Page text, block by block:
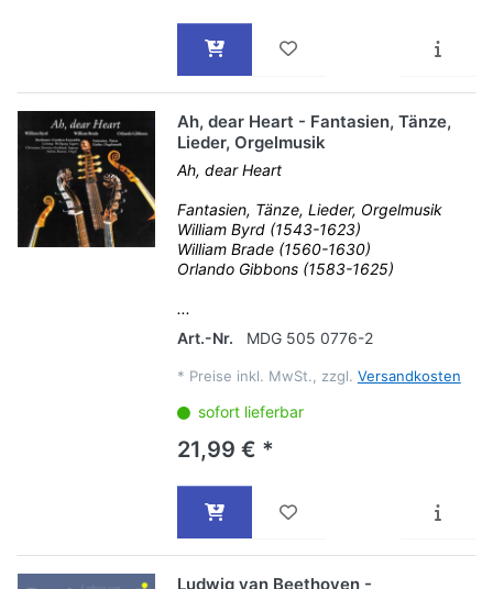
Ah, dear Heart - Fantasien, Tänze,
Lieder, Orgelmusik
Ah, dear Heart
Fantasien, Tänze, Lieder, Orgelmusik
William Byrd (1543-1623)
William Brade (1560-1630)
Orlando Gibbons (1583-1625)
...
Art.-Nr.
MDG 505 0776-2
* Preise inkl. MwSt., zzgl. Versandkosten
sofort lieferbar
21,99 € *
Ludwig van Beethoven -